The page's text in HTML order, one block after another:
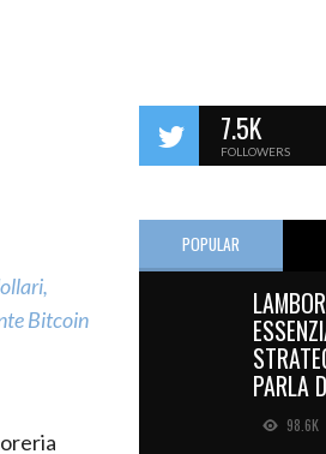
Bitcoin
7.5K
FOLLOWERS
POPULAR
PARLA
98.6K